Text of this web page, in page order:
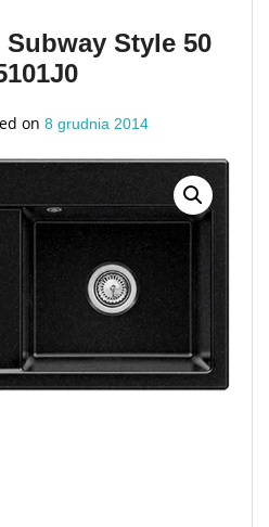
Style 50
on 8 grudnia 2014